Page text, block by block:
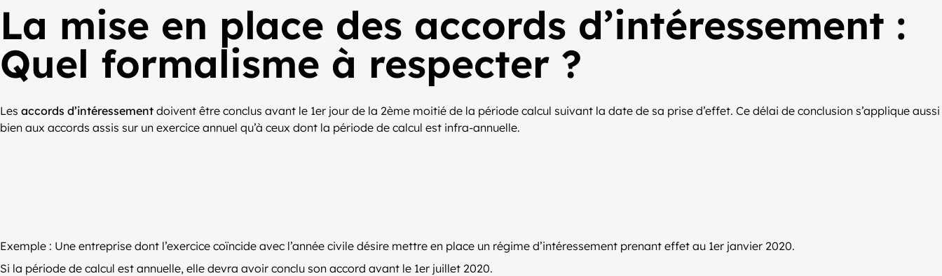
La mise en place des accords d’intéressement :
Quel formalisme à respecter ?
Les accords d’intéressement doivent être conclus avant le 1er jour de la 2ème moitié de la période calcul suivant la date de sa prise d’effet. Ce délai de conclusion s’applique aussi
bien aux accords assis sur un exercice annuel qu’à ceux dont la période de calcul est infra-annuelle.
Exemple : Une entreprise dont l’exercice coïncide avec l’année civile désire mettre en place un régime d’intéressement prenant effet au 1er janvier 2020.
Si la période de calcul est annuelle, elle devra avoir conclu son accord avant le 1er juillet 2020.